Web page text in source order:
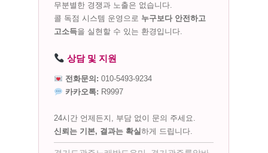
무분별한 경쟁과 노출은 없습니다.
콜 독점 시스템 운영으로 누구보다 안전하고
고소득을 실현할 수 있는 환경입니다.
상담 및 지원
전화문의: 010-5493-9234
카카오톡: R9997
24시간 언제든지, 부담 없이 문의 주세요.
신뢰는 기본, 결과는 확실하게 드립니다.